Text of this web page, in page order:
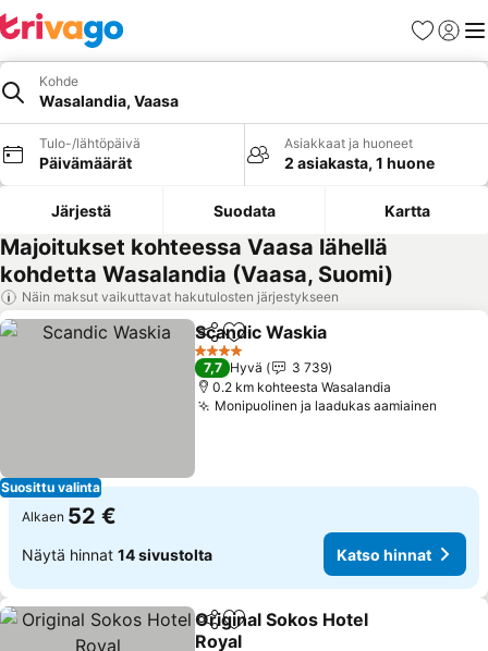
Suosikit
Kohde
Wasalandia, Vaasa
Tulo-/lähtöpäivä
Päivämäärät
Asiakkaat ja huoneet
2 asiakasta, 1 huone
Järjestä Suodata Kartta
Majoitukset kohteessa Vaasa lähellä
kohdetta Wasalandia (Vaasa, Suomi)
Näin maksut vaikuttavat hakutulosten järjestykseen
Suosittu valinta
Jaa Lisää suosikkeihin
Scandic Waskia
4 Tähtiluokitus
7,7 Hyvä
3 739
0.2 km kohteesta Wasalandia
Monipuolinen ja laadukas aamiainen
Alkaen 52 €
Näytä hinnat 14 sivustolta Katso hinnat
Jaa Lisää suosikkeihin
Original Sokos Hotel
Royal